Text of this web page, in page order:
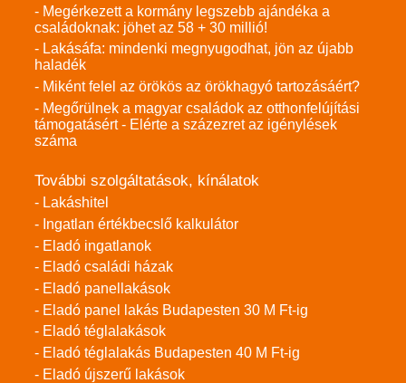
- Megérkezett a kormány legszebb ajándéka a
családoknak: jöhet az 58 + 30 millió!
- Lakásáfa: mindenki megnyugodhat, jön az újabb
haladék
- Miként felel az örökös az örökhagyó tartozásáért?
- Megőrülnek a magyar családok az otthonfelújítási
támogatásért - Elérte a százezret az igénylések
száma
További szolgáltatások, kínálatok
- Lakáshitel
- Ingatlan értékbecslő kalkulátor
- Eladó ingatlanok
- Eladó családi házak
- Eladó panellakások
- Eladó panel lakás Budapesten 30 M Ft-ig
- Eladó téglalakások
- Eladó téglalakás Budapesten 40 M Ft-ig
- Eladó újszerű lakások